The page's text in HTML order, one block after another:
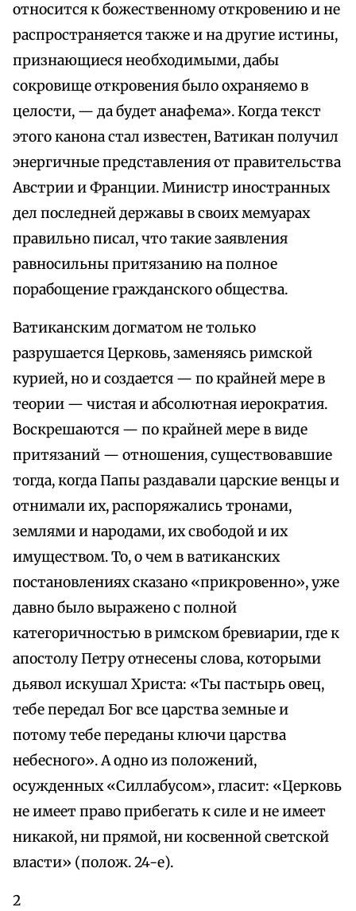
относится к божественному откровению и не
распространяется также и на другие истины,
признающиеся необходимыми, дабы
сокровище откровения было охраняемо в
целости, — да будет анафема». Когда текст
этого канона стал известен, Ватикан получил
энергичные представления от правительства
Австрии и Франции. Министр иностранных
дел последней державы в своих мемуарах
правильно писал, что такие заявления
равносильны притязанию на полное
порабощение гражданского общества.
Ватиканским догматом не только
разрушается Церковь, заменяясь римской
курией, но и создается — по крайней мере в
теории — чистая и абсолютная иерократия.
Воскрешаются — по крайней мере в виде
притязаний — отношения, существовавшие
тогда, когда Папы раздавали царские венцы и
отнимали их, распоряжались тронами,
землями и народами, их свободой и их
имуществом. То, о чем в ватиканских
постановлениях сказано «прикровенно», уже
давно было выражено с полной
категоричностью в римском бревиарии, где к
апостолу Петру отнесены слова, которыми
дьявол искушал Христа: «Ты пастырь овец,
тебе передал Бог все царства земные и
потому тебе переданы ключи царства
небесного». А одно из положений,
осужденных «Силлабусом», гласит: «Церковь
не имеет право прибегать к силе и не имеет
никакой, ни прямой, ни косвенной светской
власти» (полож. 24-е).
2